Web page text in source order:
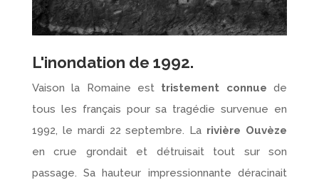
L'inondation de 1992.
Vaison la Romaine est tristement connue de
tous les français pour sa tragédie survenue en
1992, le mardi 22 septembre. La rivière Ouvèze
en crue grondait et détruisait tout sur son
passage. Sa hauteur impressionnante déracinait